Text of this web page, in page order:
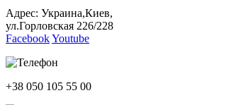
Адрес: Украина,Киев,
ул.Горловская 226/228
FacebookYoutube
+38 050 105 55 00